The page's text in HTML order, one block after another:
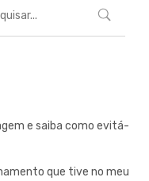
e saiba como evitá-
que tive no meu